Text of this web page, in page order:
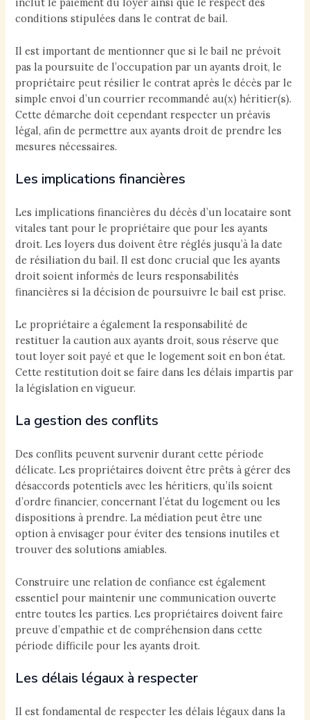
inclut le paiement du loyer ainsi que le respect des
conditions stipulées dans le contrat de bail.
Il est important de mentionner que si le bail ne prévoit
pas la poursuite de l’occupation par un ayants droit, le
propriétaire peut résilier le contrat après le décès par le
simple envoi d’un courrier recommandé au(x) héritier(s).
Cette démarche doit cependant respecter un préavis
légal, afin de permettre aux ayants droit de prendre les
mesures nécessaires.
Les implications financières
Les implications financières du décès d’un locataire sont
vitales tant pour le propriétaire que pour les ayants
droit. Les loyers dus doivent être réglés jusqu’à la date
de résiliation du bail. Il est donc crucial que les ayants
droit soient informés de leurs responsabilités
financières si la décision de poursuivre le bail est prise.
Le propriétaire a également la responsabilité de
restituer la caution aux ayants droit, sous réserve que
tout loyer soit payé et que le logement soit en bon état.
Cette restitution doit se faire dans les délais impartis par
la législation en vigueur.
La gestion des conflits
Des conflits peuvent survenir durant cette période
délicate. Les propriétaires doivent être prêts à gérer des
désaccords potentiels avec les héritiers, qu’ils soient
d’ordre financier, concernant l’état du logement ou les
dispositions à prendre. La médiation peut être une
option à envisager pour éviter des tensions inutiles et
trouver des solutions amiables.
Construire une relation de confiance est également
essentiel pour maintenir une communication ouverte
entre toutes les parties. Les propriétaires doivent faire
preuve d’empathie et de compréhension dans cette
période difficile pour les ayants droit.
Les délais légaux à respecter
Il est fondamental de respecter les délais légaux dans la